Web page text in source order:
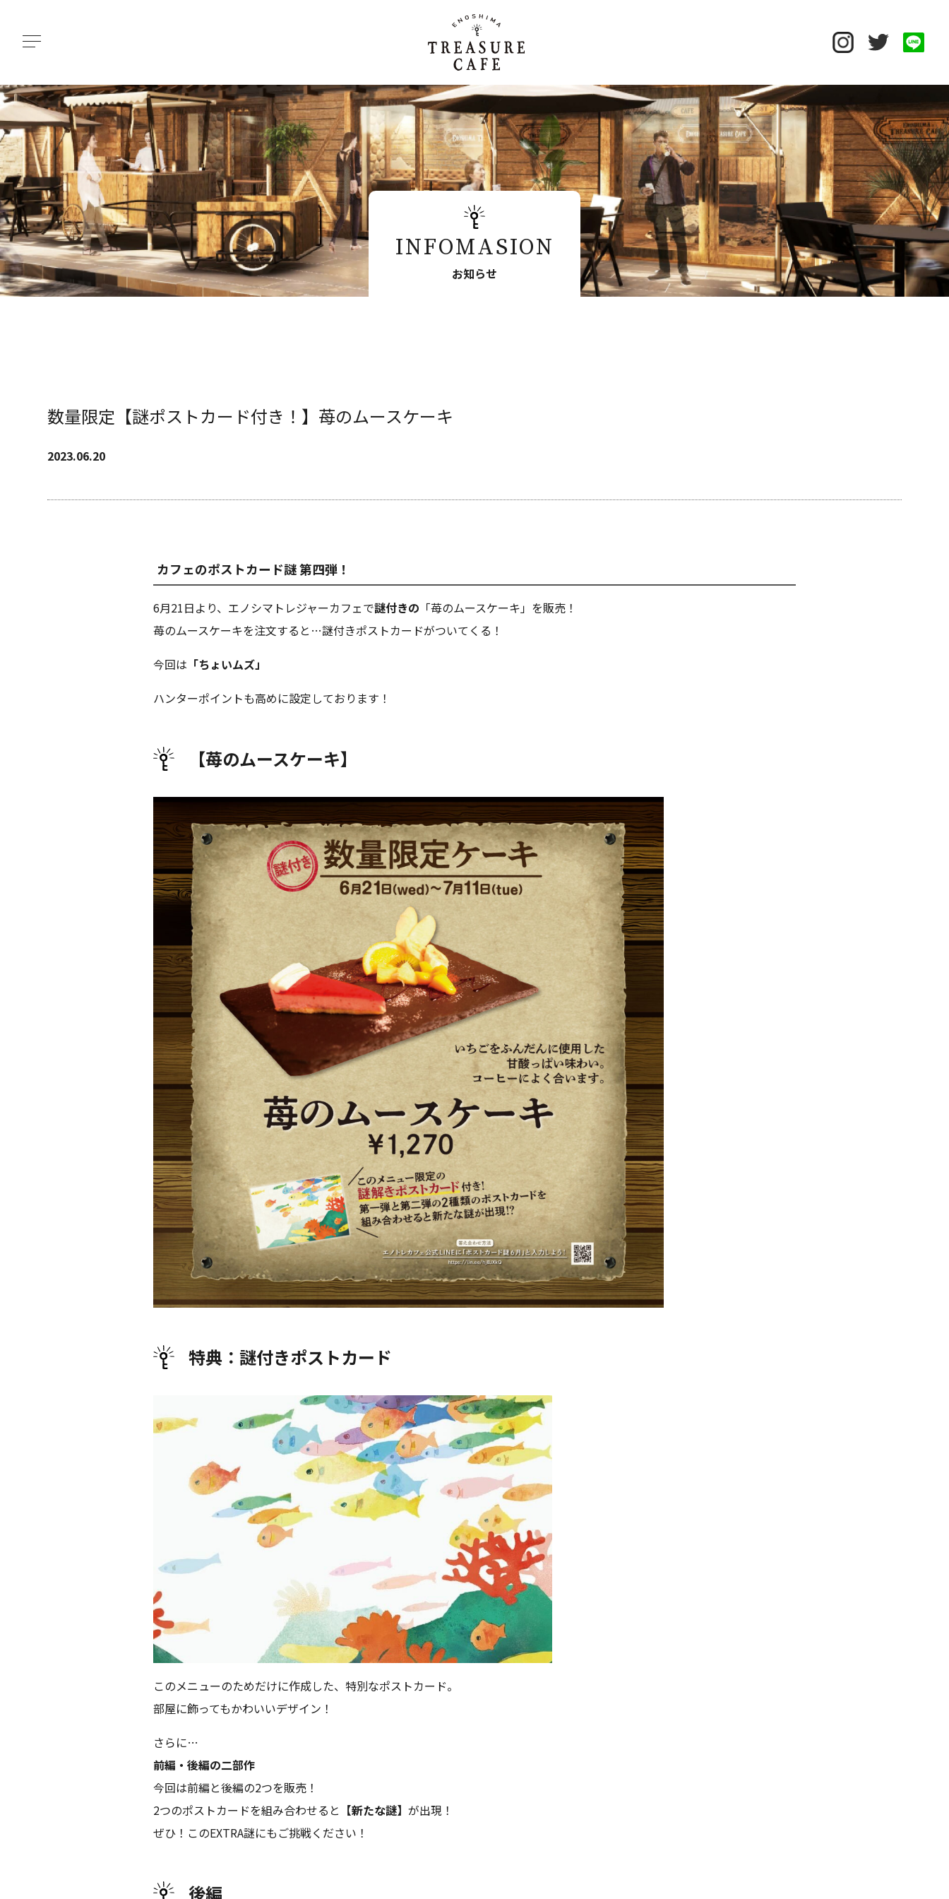
VIPルーム
VIP Room Menu
リアルな宝探し
Quest
INFOMASION
お知らせ
数量限定【謎ポストカード付き！】苺のムースケーキ
2023.06.20
カフェのポストカード謎 第四弾！
6月21日より、エノシマトレジャーカフェで謎付きの 「苺のムースケーキ」を販売！
苺のムースケーキを注文すると…謎付きポストカードがついてくる！
今回は 「ちょいムズ」
ハンターポイントも高めに設定しております！
【苺のムースケーキ】
特典：謎付きポストカード
このメニューのためだけに作成した、特別なポストカード。
部屋に飾ってもかわいいデザイン！
さらに…
前編・後編の二部作
今回は前編と後編の2つを販売！
2つのポストカードを組み合わせると 【新たな謎】が出現！
ぜひ！このEXTRA謎にもご挑戦ください！
後編